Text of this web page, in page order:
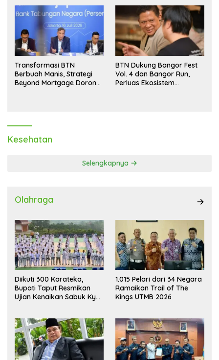
Transformasi BTN
Berbuah Manis, Strategi
Beyond Mortgage Dorong
BTN Dukung Bangor Fest
Vol. 4 dan Bangor Run,
Perluas Ekosistem
Kesehatan
Selengkapnya
Olahraga
Diikuti 300 Karateka,
Bupati Taput Resmikan
Ujian Kenaikan Sabuk Kyu
1.015 Pelari dari 34 Negara
Ramaikan Trail of The
Kings UTMB 2026